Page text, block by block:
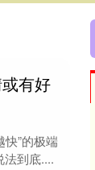
有好
”的极端
到底....